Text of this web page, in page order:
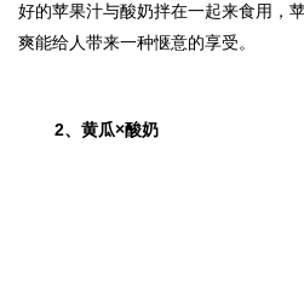
好的苹果汁与酸奶拌在一起来食用，
爽能给人带来一种惬意的享受。
2、 黄瓜×酸奶